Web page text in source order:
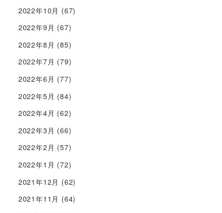
2022年10月 (67)
2022年9月 (67)
2022年8月 (85)
2022年7月 (79)
2022年6月 (77)
2022年5月 (84)
2022年4月 (62)
2022年3月 (66)
2022年2月 (57)
2022年1月 (72)
2021年12月 (62)
2021年11月 (64)